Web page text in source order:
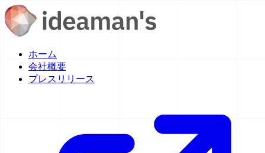
ホーム
会社概要
プレスリリース